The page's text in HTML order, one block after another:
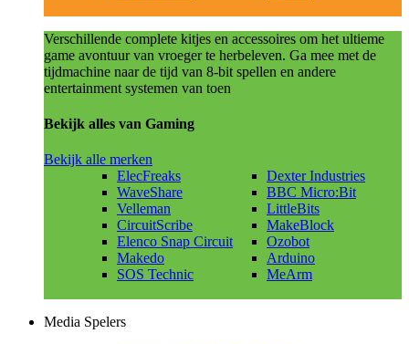
Verschillende complete kitjes en accessoires om het ultieme
game avontuur van vroeger te herbeleven. Ga mee met de
tijdmachine naar de tijd van 8-bit spellen en andere
entertainment systemen van toen
Bekijk alles van Gaming
Bekijk alle merken
ElecFreaks
WaveShare
Velleman
CircuitScribe
Elenco Snap Circuit
Makedo
SOS Technic
Dexter Industries
BBC Micro:Bit
LittleBits
MakeBlock
Ozobot
Arduino
MeArm
Media Spelers